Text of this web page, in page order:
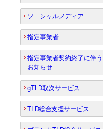
ソーシャルメディア
指定事業者
指定事業者契約終了に伴う
お知らせ
gTLD取次サービス
TLD総合支援サービス